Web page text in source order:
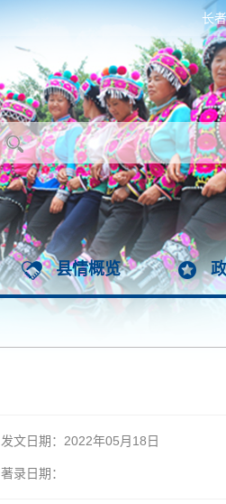
长
县情概览
发文日期：2022年05月18日
著录日期：